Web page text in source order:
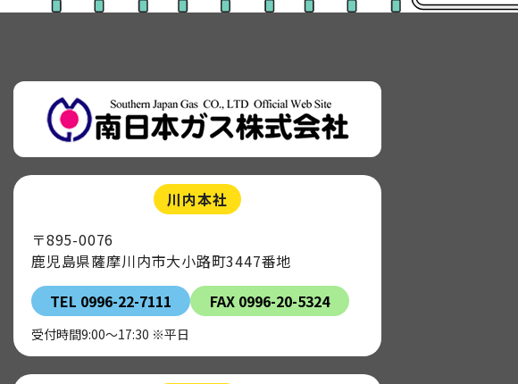
川内本社
〒895-0076
鹿児島県薩摩川内市大小路町3447番地
TEL 0996-22-7111
FAX 0996-20-5324
受付時間9:00～17:30 ※平日